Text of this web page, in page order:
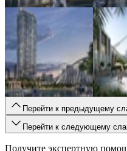
Перейти к предыдущему
Перейти к следующему
Получите экспертную